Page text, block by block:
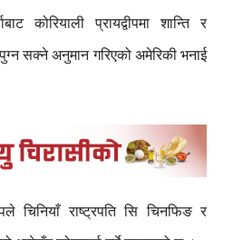
कोरियाली प्रायद्वीपमा शान्ति र
सक्ने अनुमान गरिएको अमेरिकी भनाई
चिनियाँ राष्ट्रपति सि चिनफिङ र